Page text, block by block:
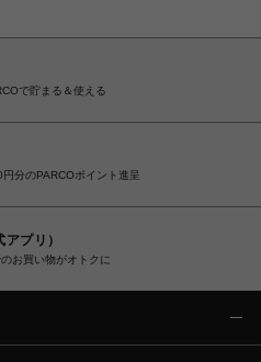
で貯まる＆使える
分のPARCOポイント進呈
プリ）
お買い物がオトクに